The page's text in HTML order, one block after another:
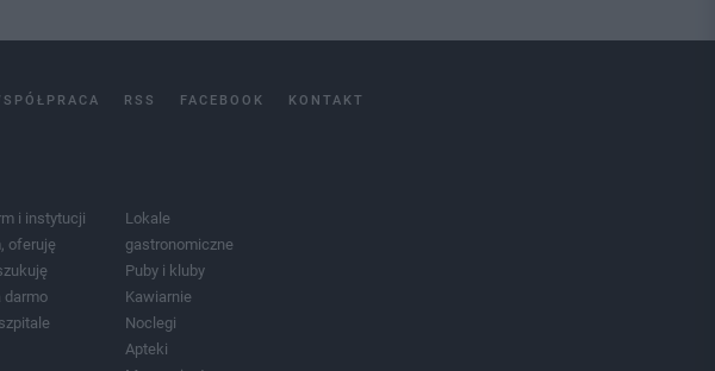
RSS FACEBOOK KONTAKT
i instytucji
oferuję
darmo
Lokale
gastronomiczne
Puby i kluby
Kawiarnie
Noclegi
Apteki